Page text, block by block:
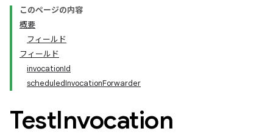
このページの内容
概要
フィールド
フィールド
invocationId
scheduledInvocationForwarder
TestInvocation